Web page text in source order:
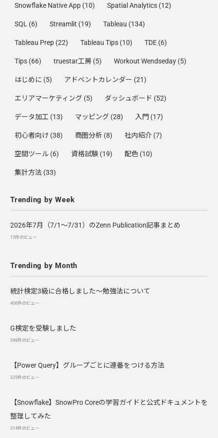
Snowflake Native App (10) Spatial Analytics (12)
SQL (6) Streamlit (19) Tableau (134)
Tableau Prep (22) Tableau Tips (10) TDE (6)
Tips (66) truestar工房 (5) Workout Wendseday (5)
はじめに (5) アドベントカレンダー (21)
エリアマーケティング (5) ダッシュボード (52)
データ加工 (13) マッピング (28) 入門 (17)
初心者向け (38) 商圏分析 (8) 社内紹介 (7)
空間ツール (6) 資格試験 (19) 配色 (10)
集計方法 (33)
Trending by Week
2026年7月（7/1〜7/31）のZenn Publication記事まとめ
12件のビュー
Trending by Month
統計検定3級に合格しました～勉強法について
406件のビュー
G検定を受験しました
348件のビュー
【Power Query】グループごとに連番をつける方法
325件のビュー
【Snowflake】SnowPro Coreの学習ガイドと公式ドキュメントを
整理してみた
314件のビュー